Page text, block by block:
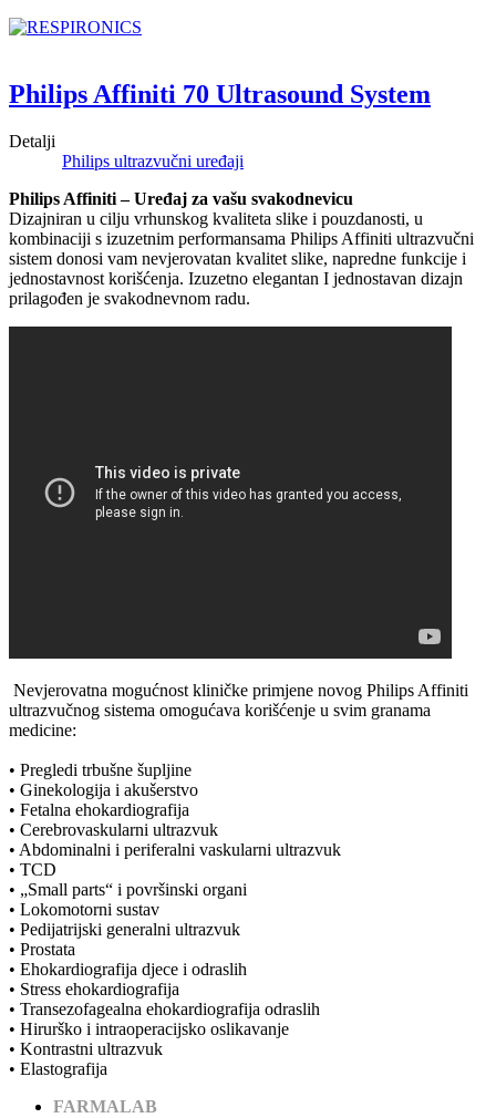
Philips Affiniti 70 Ultrasound System
Detalji
Philips ultrazvučni uređaji
Philips Affiniti – Uređaj za vašu svakodnevicu
Dizajniran u cilju vrhunskog kvaliteta slike i pouzdanosti, u
kombinaciji s izuzetnim performansama Philips Affiniti ultrazvučni
sistem donosi vam nevjerovatan kvalitet slike, napredne funkcije i
jednostavnost korišćenja. Izuzetno elegantan I jednostavan dizajn
prilagođen je svakodnevnom radu.
Nevjerovatna mogućnost kliničke primjene novog Philips Affiniti
ultrazvučnog sistema omogućava korišćenje u svim granama
medicine:
• Pregledi trbušne šupljine
• Ginekologija i akušerstvo
• Fetalna ehokardiografija
• Cerebrovaskularni ultrazvuk
• Abdominalni i periferalni vaskularni ultrazvuk
• TCD
• „Small parts“ i površinski organi
• Lokomotorni sustav
• Pedijatrijski generalni ultrazvuk
• Prostata
• Ehokardiografija djece i odraslih
• Stress ehokardiografija
• Transezofagealna ehokardiografija odraslih
• Hirurško i intraoperacijsko oslikavanje
• Kontrastni ultrazvuk
• Elastografija
FARMALAB